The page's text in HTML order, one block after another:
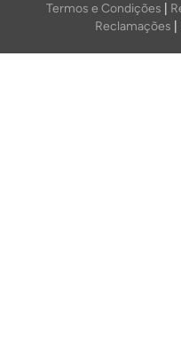
Termos e Condições
Reclamações